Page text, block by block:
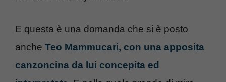
E questa è una domanda che si è posto
anche Teo Mammucari, con una apposita
canzoncina da lui concepita ed